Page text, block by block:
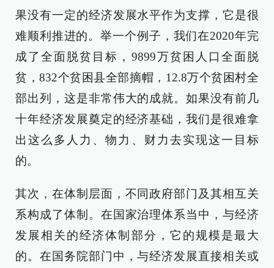
果没有一定的经济发展水平作为支撑，它是很
难顺利推进的。举一个例子，我们在2020年完
成了全面脱贫目标，9899万贫困人口全面脱
贫，832个贫困县全部摘帽，12.8万个贫困村全
部出列，这是非常伟大的成就。如果没有前几
十年经济发展奠定的经济基础，我们是很难拿
出这么多人力、物力、财力去实现这一目标
的。
其次，在体制层面，不同政府部门及其相互关
系构成了体制。在国家治理体系当中，与经济
发展相关的经济体制部分，它的规模是最大
的。在国务院部门中，与经济发展直接相关或